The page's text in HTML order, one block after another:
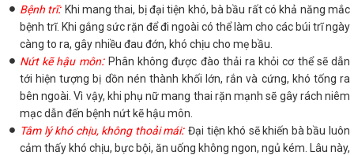
Bệnh trĩ: Khi mang thai, bị đại tiện khó, bà bầu rất có khả năng mắc
bệnh trĩ. Khi gắng sức rặn để đi ngoài có thể làm cho các búi trĩ ngày
càng to ra, gây nhiều đau đớn, khó chịu cho mẹ bầu.
Nứt kẽ hậu môn: Phân không được đào thải ra khỏi cơ thể sẽ dẫn
tới hiện tượng bị dồn nén thành khối lớn, rắn và cứng, khó tống ra
bên ngoài. Vì vậy, khi phụ nữ mang thai rặn mạnh sẽ gây rách niêm
mạc dẫn đến bệnh nứt kẽ hậu môn.
Tâm lý khó chịu, không thoải mái:Đại tiện khó sẽ khiến bà bầu luôn
cảm thấy khó chịu, bực bội, ăn uống không ngon, ngủ kém. Lâu này,